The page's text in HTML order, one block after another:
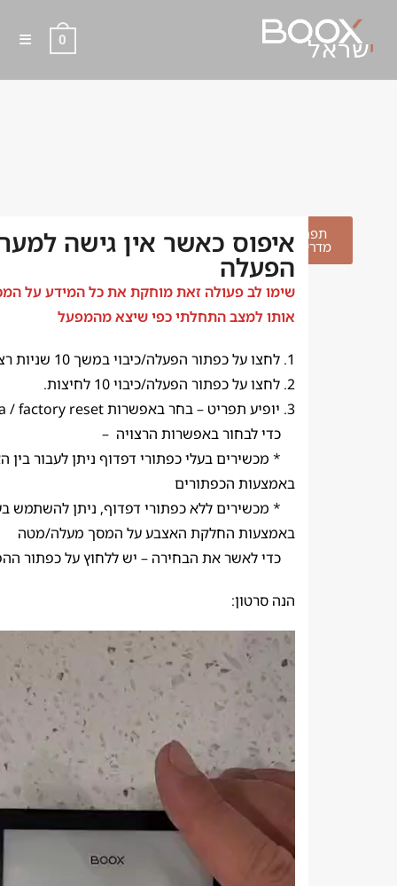
0
תפריט
מדריכיםאיפוס כאשר אין גישה
הפעלה
שימו לב פעולה זאת מוחקת את כל המידע על
אותו למצב התחלתי כפי שיצא מהמפעל
1. לחצו על כפתור הפעלה/כיבוי במשך 10 שניות רצוף
2. לחצו על כפתור הפעלה/כיבוי 10 לחיצות.
3. יופיע תפריט – בחר באפשרות wipe data / factory reset,
כדי לבחור באפשרות הרצויה –
* מכשירים בעלי כפתורי דפדוף ניתן לעבור בין
באמצעות הכפתורים
* מכשירים ללא כפתורי דפדוף, ניתן להשתמש
באמצעות החלקת האצבע על המסך מעלה/מטה
כדי לאשר את הבחירה – יש ללחוץ על כפתור
הנה סרטון: